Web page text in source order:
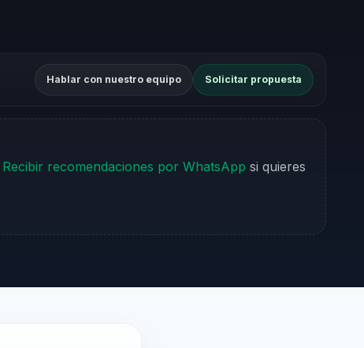
Hablar con nuestro equipo Solicitar propuesta
Recibir recomendaciones por WhatsApp si quieres